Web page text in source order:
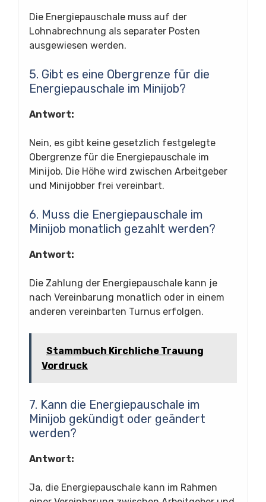
Die Energiepauschale muss auf der
Lohnabrechnung als separater Posten
ausgewiesen werden.
5. Gibt es eine Obergrenze für die
Energiepauschale im Minijob?
Antwort:
Nein, es gibt keine gesetzlich festgelegte
Obergrenze für die Energiepauschale im
Minijob. Die Höhe wird zwischen Arbeitgeber
und Minijobber frei vereinbart.
6. Muss die Energiepauschale im
Minijob monatlich gezahlt werden?
Antwort:
Die Zahlung der Energiepauschale kann je
nach Vereinbarung monatlich oder in einem
anderen vereinbarten Turnus erfolgen.
Stammbuch Kirchliche Trauung
Vordruck
7. Kann die Energiepauschale im
Minijob gekündigt oder geändert
werden?
Antwort:
Ja, die Energiepauschale kann im Rahmen